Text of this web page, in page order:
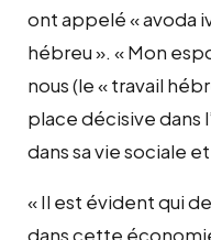
ont appelé « avoda
hébreu ». « Mon
nous (le « travail
place décisive dans
dans sa vie sociale
« Il est évident qui
dans cette